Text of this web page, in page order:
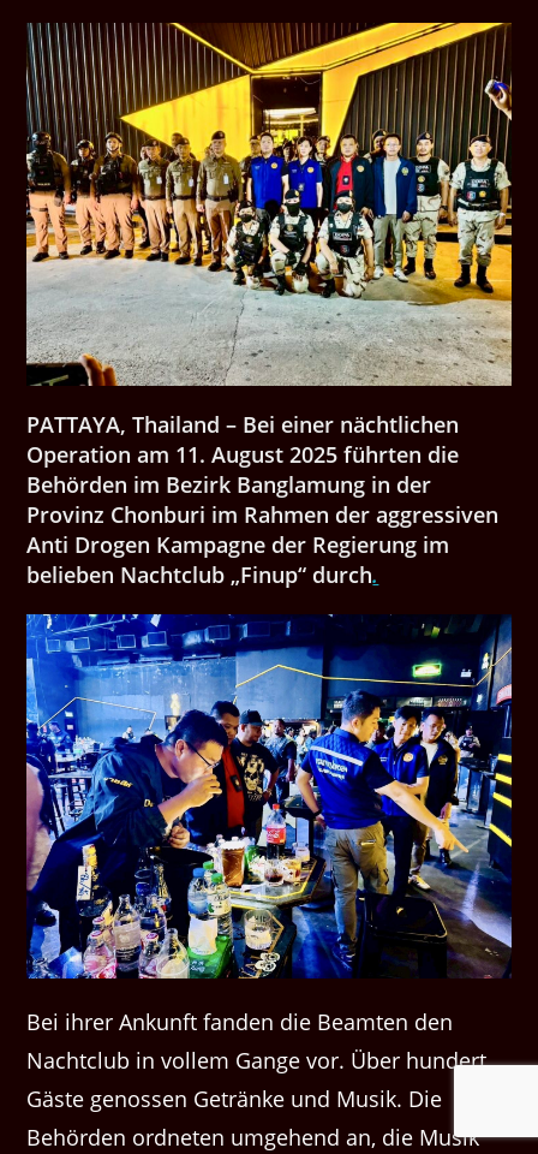
PATTAYA, Thailand – Bei einer nächtlichen
Operation am 11. August 2025 führten die
Behörden im Bezirk Banglamung in der
Provinz Chonburi im Rahmen der aggressiven
Anti Drogen Kampagne der Regierung im
belieben Nachtclub „Finup“ durch.
Bei ihrer Ankunft fanden die Beamten den
Nachtclub in vollem Gange vor. Über hundert
Gäste genossen Getränke und Musik. Die
Behörden ordneten umgehend an, die Musik